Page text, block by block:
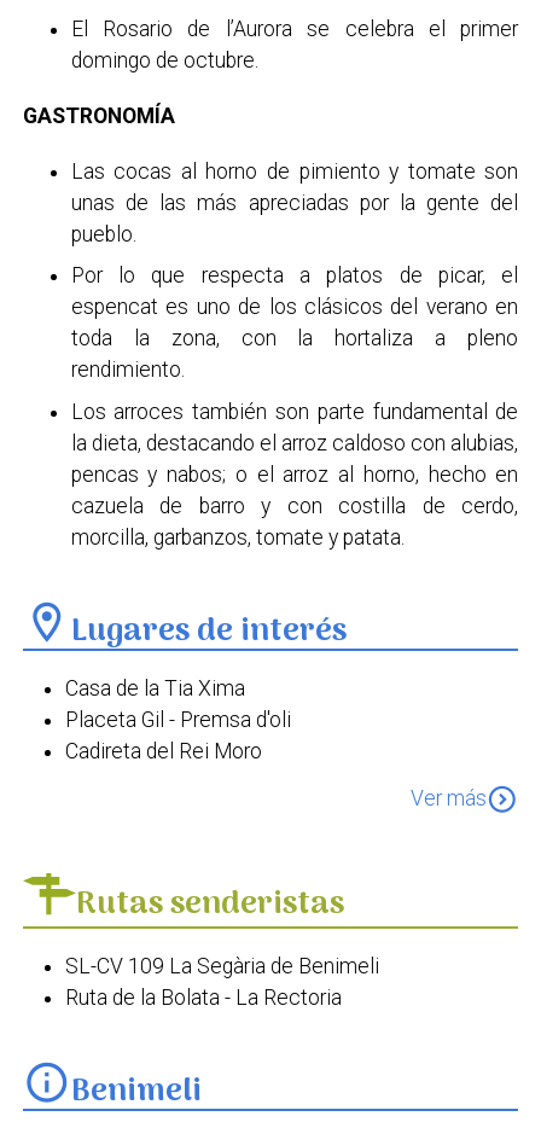
El Rosario de l’Aurora se celebra el primer
domingo de octubre.
GASTRONOMÍA
Las cocas al horno de pimiento y tomate son
unas de las más apreciadas por la gente del
pueblo.
Por lo que respecta a platos de picar, el
espencat es uno de los clásicos del verano en
toda la zona, con la hortaliza a pleno
rendimiento.
Los arroces también son parte fundamental de
la dieta, destacando el arroz caldoso con alubias,
pencas y nabos; o el arroz al horno, hecho en
cazuela de barro y con costilla de cerdo,
morcilla, garbanzos, tomate y patata.
location_on Lugares de interés
Casa de la Tia Xima
Placeta Gil - Premsa d'oli
Cadireta del Rei Moro
Ver másexpand_circle_down
Rutas senderistas
SL-CV 109 La Segària de Benimeli
Ruta de la Bolata - La Rectoria
infoBenimeli